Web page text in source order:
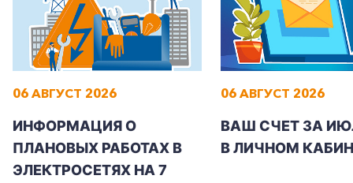
06 АВГУСТ 2026
ИНФОРМАЦИЯ О
ПЛАНОВЫХ РАБОТАХ В
ЭЛЕКТРОСЕТЯХ НА 7
06 АВГУСТ 2026
ВАШ СЧЕТ ЗА
В ЛИЧНОМ